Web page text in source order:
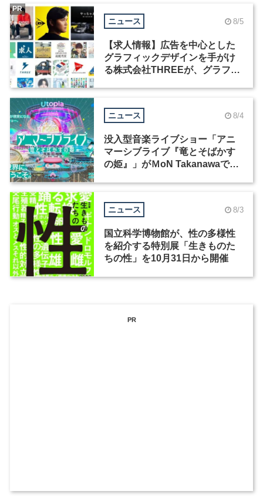
ニュース 8/5
【求人情報】広告を中心とした
グラフィックデザインを手がけ
る株式会社THREEが、グラフィ
PR
ニュース 8/4
没入型音楽ライブショー「アニ
マーシブライブ『竜とそばかす
の姫』」がＭoN Takanawaで開
ニュース 8/3
国立科学博物館が、性の多様性
を紹介する特別展「生きものた
ちの性」を10月31日から開催
PR